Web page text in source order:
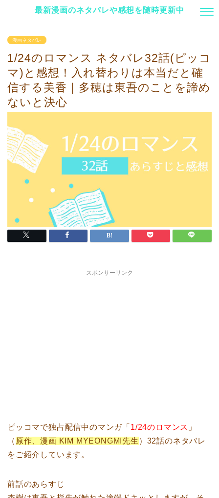
最新漫画のネタバレや感想を随時更新中
漫画ネタバレ
1/24のロマンス ネタバレ32話(ピッコ
マ)と感想！入れ替わりは本当だと確
信する美香｜多穂は東吾のことを諦め
ないと決心
スポンサーリンク
ピッコマで独占配信中のマンガ「 1/24のロマンス 」
（ 原作、漫画 KIM MYEONGMI先生 ）32話のネタバレ
をご紹介しています。
前話のあらすじ